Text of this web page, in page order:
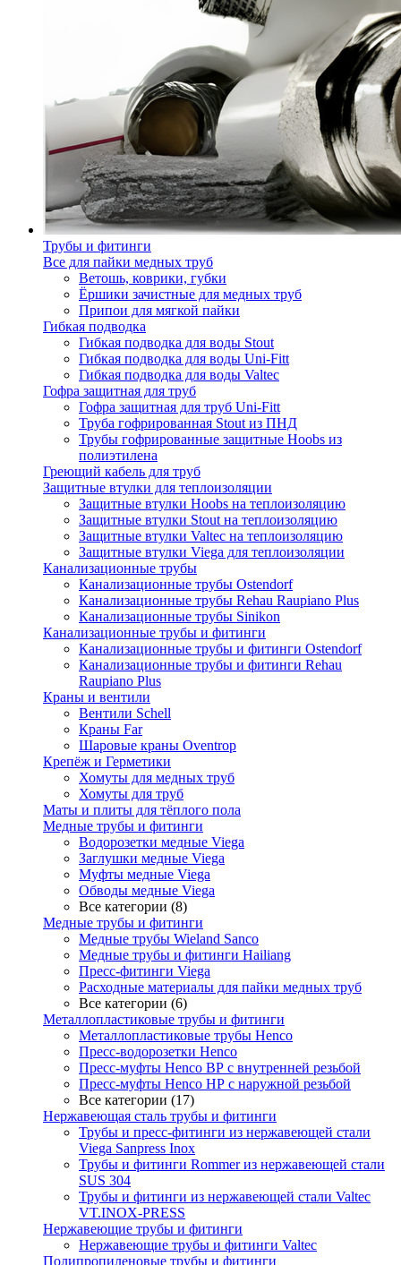
Трубы и фитинги
Все для пайки медных труб
Ветошь, коврики, губки
Ёршики зачистные для медных труб
Припои для мягкой пайки
Гибкая подводка
Гибкая подводка для воды Stout
Гибкая подводка для воды Uni-Fitt
Гибкая подводка для воды Valtec
Гофра защитная для труб
Гофра защитная для труб Uni-Fitt
Труба гофрированная Stout из ПНД
Трубы гофрированные защитные Hoobs из
полиэтилена
Греющий кабель для труб
Защитные втулки для теплоизоляции
Защитные втулки Hoobs на теплоизоляцию
Защитные втулки Stout на теплоизоляцию
Защитные втулки Valtec на теплоизоляцию
Защитные втулки Viega для теплоизоляции
Канализационные трубы
Канализационные трубы Ostendorf
Канализационные трубы Rehau Raupiano Plus
Канализационные трубы Sinikon
Канализационные трубы и фитинги
Канализационные трубы и фитинги Ostendorf
Канализационные трубы и фитинги Rehau
Raupiano Plus
Краны и вентили
Вентили Schell
Краны Far
Шаровые краны Oventrop
Крепёж и Герметики
Хомуты для медных труб
Хомуты для труб
Маты и плиты для тёплого пола
Медные трубы и фитинги
Водорозетки медные Viega
Заглушки медные Viega
Муфты медные Viega
Обводы медные Viega
Все категории (8)
Медные трубы и фитинги
Медные трубы Wieland Sanco
Медные трубы и фитинги Hailiang
Пресс-фитинги Viega
Расходные материалы для пайки медных труб
Все категории (6)
Металлопластиковые трубы и фитинги
Металлопластиковые трубы Henco
Пресс-водорозетки Henco
Пресс-муфты Henco ВР с внутренней резьбой
Пресс-муфты Henco НР с наружной резьбой
Все категории (17)
Нержавеющая сталь трубы и фитинги
Трубы и пресс-фитинги из нержавеющей стали
Viega Sanpress Inox
Трубы и фитинги Rommer из нержавеющей стали
SUS 304
Трубы и фитинги из нержавеющей стали Valtec
VT.INOX-PRESS
Нержавеющие трубы и фитинги
Нержавеющие трубы и фитинги Valtec
Полипропиленовые трубы и фитинги